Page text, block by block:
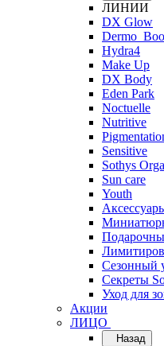
ЛИНИИ
DX Glow
Hydra4
Make Up
DX Body
Eden Park
Noctuelle
Nutritive
Sensitive
Sothys
Sun care
Youth
Сезонный
Секреты
Уход для
Акции
ЛИЦО
Назад